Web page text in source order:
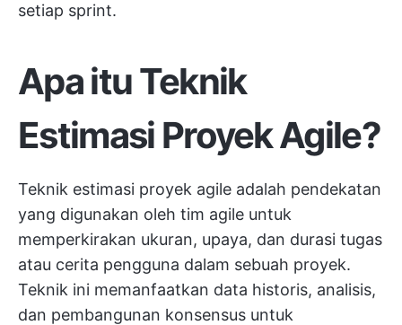
setiap sprint.
Apa itu Teknik
Estimasi Proyek Agile?
Teknik estimasi proyek agile adalah pendekatan
yang digunakan oleh tim agile untuk
memperkirakan ukuran, upaya, dan durasi tugas
atau cerita pengguna dalam sebuah proyek.
Teknik ini memanfaatkan data historis, analisis,
dan pembangunan konsensus untuk